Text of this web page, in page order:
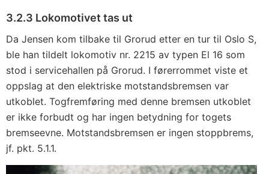
3.2.3 Lokomotivet tas ut
Da Jensen kom tilbake til Grorud etter en tur til Oslo S,
ble han tildelt lokomotiv nr. 2215 av typen El 16 som
stod i servicehallen på Grorud. I førerrommet viste et
oppslag at den elektriske motstandsbremsen var
utkoblet. Togfremføring med denne bremsen utkoblet
er ikke forbudt og har ingen betydning for togets
bremseevne. Motstandsbremsen er ingen stoppbrems,
jf. pkt. 5.1.1.